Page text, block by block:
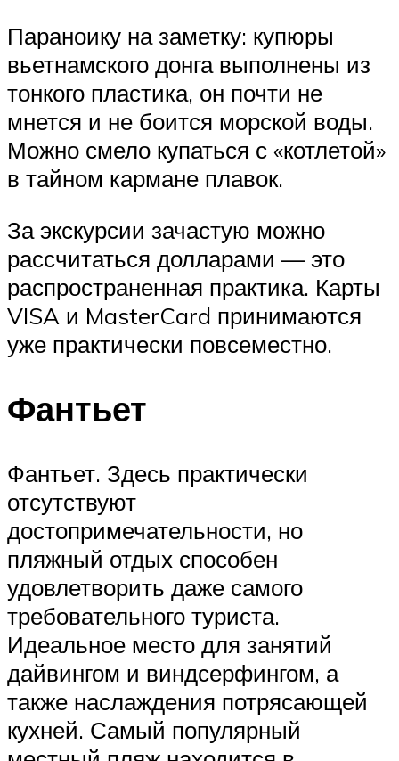
Параноику на заметку: купюры
вьетнамского донга выполнены из
тонкого пластика, он почти не
мнется и не боится морской воды.
Можно смело купаться с «котлетой»
в тайном кармане плавок.
За экскурсии зачастую можно
рассчитаться долларами — это
распространенная практика. Карты
VISA и MasterCard принимаются
уже практически повсеместно.
Фантьет
Фантьет. Здесь практически
отсутствуют
достопримечательности, но
пляжный отдых способен
удовлетворить даже самого
требовательного туриста.
Идеальное место для занятий
дайвингом и виндсерфингом, а
также наслаждения потрясающей
кухней. Самый популярный